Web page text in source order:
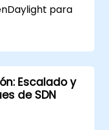
para
flujos de red
dispositivos
existentes.
las
para
Escalado y
de SDN